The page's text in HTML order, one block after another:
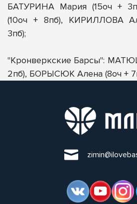
БАТУРИНА Мария (15оч +
(10оч + 8пб), КИРИЛЛОВА
3пб);
"Кронверкские Барсы":
2пб), БОРЫСЮК Алена (8оч +